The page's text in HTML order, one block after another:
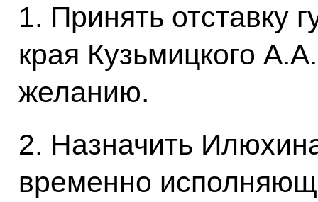
1. Принять отставку
края Кузьмицкого
желанию.
2. Назначить
временно